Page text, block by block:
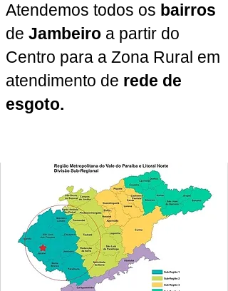
Atendemos todos os bairros
de Jambeiro a partir do
Centro para a Zona Rural em
atendimento de rede de
esgoto.